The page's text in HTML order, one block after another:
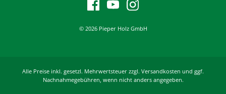
© 2026 Pieper Holz GmbH
Alle Preise inkl. gesetzl. Mehrwertsteuer zzgl. Versandkosten und ggf.
Nachnahmegebühren, wenn nicht anders angegeben.